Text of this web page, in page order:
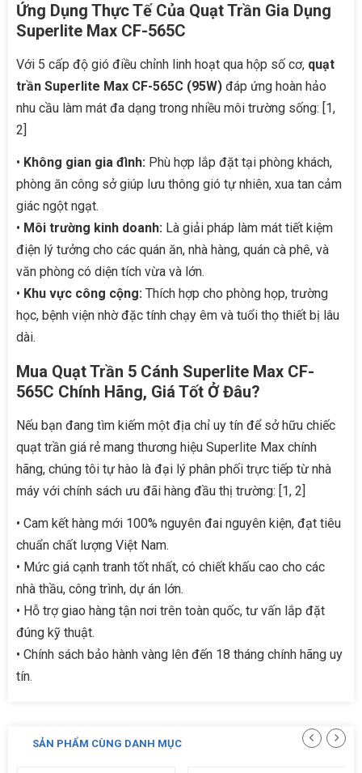
Ứng Dụng Thực Tế Của Quạt Trần Gia Dụng
Superlite Max CF-565C
Với 5 cấp độ gió điều chỉnh linh hoạt qua hộp số cơ, quạt
trần Superlite Max CF-565C (95W) đáp ứng hoàn hảo
nhu cầu làm mát đa dạng trong nhiều môi trường sống: [1,
2]
• Không gian gia đình: Phù hợp lắp đặt tại phòng khách,
phòng ăn công sở giúp lưu thông gió tự nhiên, xua tan cảm
giác ngột ngạt.
• Môi trường kinh doanh: Là giải pháp làm mát tiết kiệm
điện lý tưởng cho các quán ăn, nhà hàng, quán cà phê, và
văn phòng có diện tích vừa và lớn.
• Khu vực công cộng: Thích hợp cho phòng họp, trường
học, bệnh viện nhờ đặc tính chạy êm và tuổi thọ thiết bị lâu
dài.
Mua Quạt Trần 5 Cánh Superlite Max CF-
565C Chính Hãng, Giá Tốt Ở Đâu?
Nếu bạn đang tìm kiếm một địa chỉ uy tín để sở hữu chiếc
quạt trần giá rẻ mang thương hiệu Superlite Max chính
hãng, chúng tôi tự hào là đại lý phân phối trực tiếp từ nhà
máy với chính sách ưu đãi hàng đầu thị trường: [1, 2]
• Cam kết hàng mới 100% nguyên đai nguyên kiện, đạt tiêu
chuẩn chất lượng Việt Nam.
• Mức giá cạnh tranh tốt nhất, có chiết khấu cao cho các
nhà thầu, công trình, dự án lớn.
• Hỗ trợ giao hàng tận nơi trên toàn quốc, tư vấn lắp đặt
đúng kỹ thuật.
• Chính sách bảo hành vàng lên đến 18 tháng chính hãng uy
tín.
SẢN PHẨM CÙNG DANH MỤC